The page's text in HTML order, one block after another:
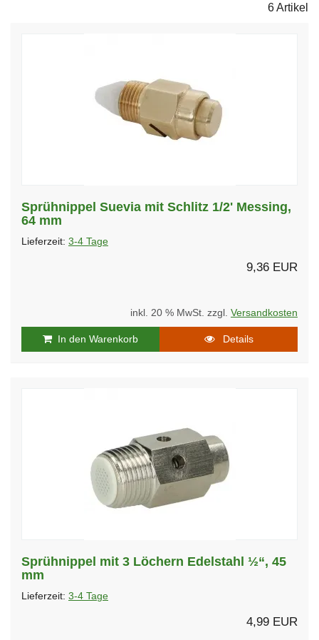
6 Artikel
Sprühnippel Suevia mit Schlitz 1/2' Messing,
64 mm
Lieferzeit: 3-4 Tage
9,36 EUR
inkl. 20 % MwSt. zzgl. Versandkosten
In den Warenkorb Details
Sprühnippel mit 3 Löchern Edelstahl ½“, 45
mm
Lieferzeit: 3-4 Tage
4,99 EUR